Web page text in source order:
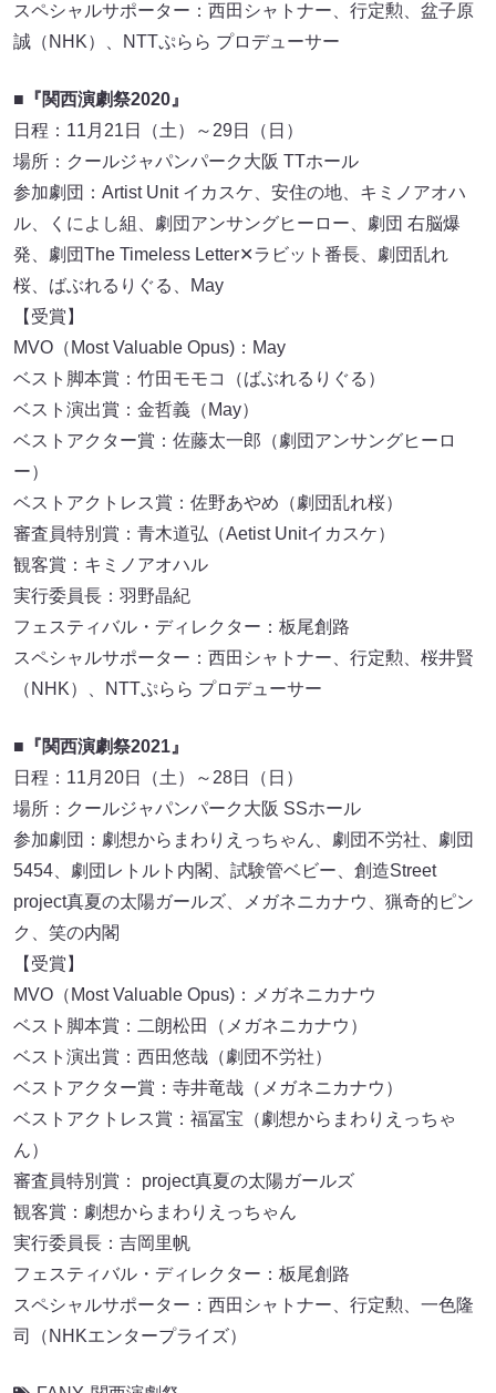
スペシャルサポーター：西田シャトナー、行定勲、盆子原
誠（NHK）、NTTぷらら プロデューサー
■『関西演劇祭2020』
日程：11月21日（土）～29日（日）
場所：クールジャパンパーク大阪 TTホール
参加劇団：Artist Unit イカスケ、安住の地、キミノアオハ
ル、くによし組、劇団アンサングヒーロー、劇団 右脳爆
発、劇団The Timeless Letter✕ラビット番長、劇団乱れ
桜、ばぶれるりぐる、May
【受賞】
MVO（Most Valuable Opus)：May
ベスト脚本賞：竹田モモコ（ばぶれるりぐる）
ベスト演出賞：金哲義（May）
ベストアクター賞：佐藤太一郎（劇団アンサングヒーロ
ー）
ベストアクトレス賞：佐野あやめ（劇団乱れ桜）
審査員特別賞：青木道弘（Aetist Unitイカスケ）
観客賞：キミノアオハル
実行委員長：羽野晶紀
フェスティバル・ディレクター：板尾創路
スペシャルサポーター：西田シャトナー、行定勲、桜井賢
（NHK）、NTTぷらら プロデューサー
■『関西演劇祭2021』
日程：11月20日（土）～28日（日）
場所：クールジャパンパーク大阪 SSホール
参加劇団：劇想からまわりえっちゃん、劇団不労社、劇団
5454、劇団レトルト内閣、試験管ベビー、創造Street
project真夏の太陽ガールズ、メガネニカナウ、猟奇的ピン
ク、笑の内閣
【受賞】
MVO（Most Valuable Opus)：メガネニカナウ
ベスト脚本賞：二朗松田（メガネニカナウ）
ベスト演出賞：西田悠哉（劇団不労社）
ベストアクター賞：寺井竜哉（メガネニカナウ）
ベストアクトレス賞：福冨宝（劇想からまわりえっちゃ
ん）
審査員特別賞： project真夏の太陽ガールズ
観客賞：劇想からまわりえっちゃん
実行委員長：吉岡里帆
フェスティバル・ディレクター：板尾創路
スペシャルサポーター：西田シャトナー、行定勲、一色隆
司（NHKエンタープライズ）